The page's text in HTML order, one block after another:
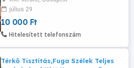
Homlokzatát, Tetőt, Járdát ,Kerti Kiüllők,
Szobrok ,Műemlékek, Gépkocsik
Lemosását Helyszínen. Elérhetőségem, tel
06303425934
július 29
10 000 Ft
Hitelesített telefonszám
Térkő Tisztítás,Fuga Szélek Teljes